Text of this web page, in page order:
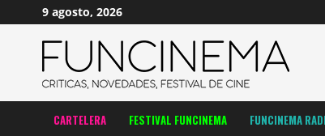
contenido
9 agosto, 2026
CARTELERA FESTIVAL FUNCINEMA FUNCINEMA